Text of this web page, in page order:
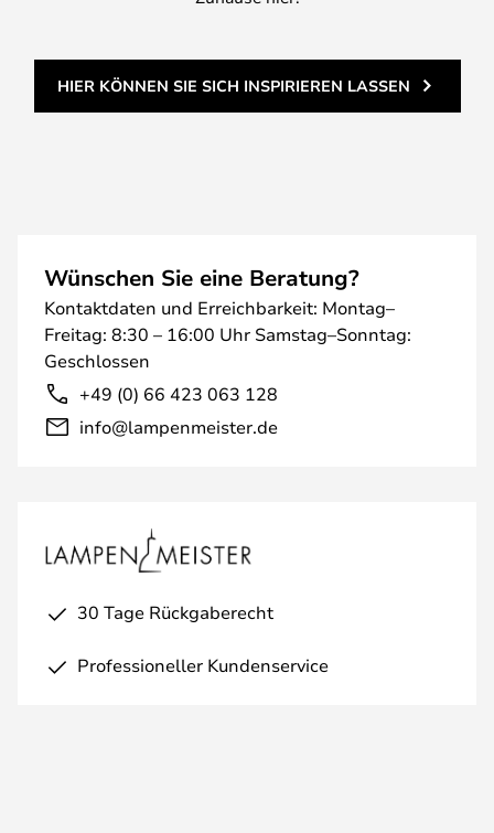
HIER KÖNNEN SIE SICH INSPIRIEREN LASSEN
Wünschen Sie eine Beratung?
Kontaktdaten und Erreichbarkeit: Montag–
Freitag: 8:30 – 16:00 Uhr Samstag–Sonntag:
Geschlossen
+49 (0) 66 423 063 128
info@lampenmeister.de
30 Tage Rückgaberecht
Professioneller Kundenservice